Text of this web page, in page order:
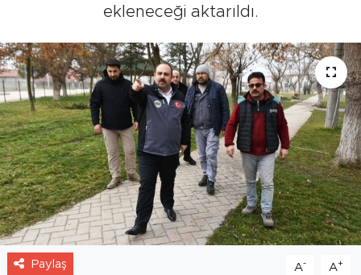
ekleneceği aktarıldı.
Paylaş A- A+